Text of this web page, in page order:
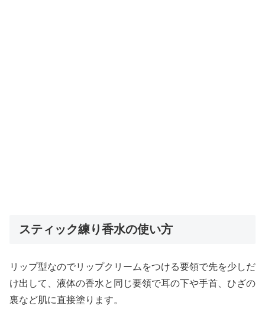
スティック練り香水の使い方
リップ型なのでリップクリームをつける要領で先を少しだ
け出して、液体の香水と同じ要領で耳の下や手首、ひざの
裏など肌に直接塗ります。